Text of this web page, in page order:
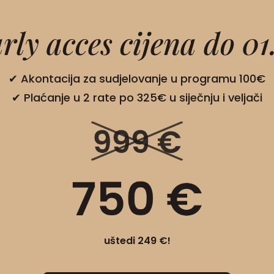
acces cijena do
✔︎ Akontacija za sudjelovanje u programu 100€
✔︎ Plaćanje u 2 rate po 325€ u siječnju i veljači
uštedi 249 €!